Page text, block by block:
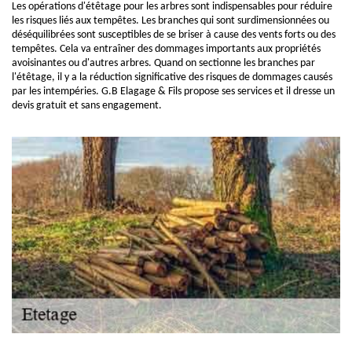
Les opérations d'étêtage pour les arbres sont indispensables pour réduire
les risques liés aux tempêtes. Les branches qui sont surdimensionnées ou
déséquilibrées sont susceptibles de se briser à cause des vents forts ou des
tempêtes. Cela va entraîner des dommages importants aux propriétés
avoisinantes ou d'autres arbres. Quand on sectionne les branches par
l'étêtage, il y a la réduction significative des risques de dommages causés
par les intempéries. G.B Elagage & Fils propose ses services et il dresse un
devis gratuit et sans engagement.